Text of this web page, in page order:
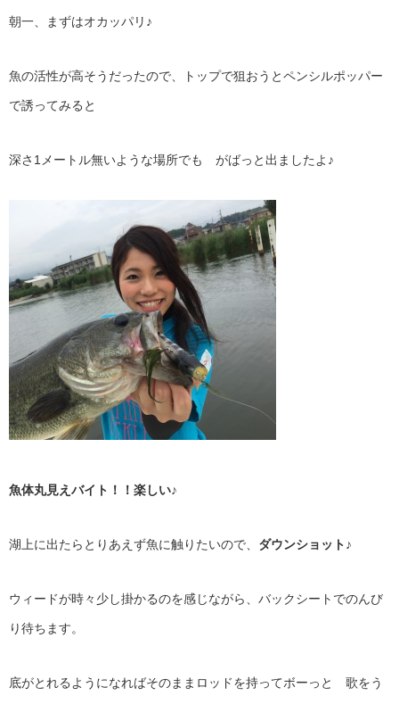
朝一、まずはオカッパリ♪
魚の活性が高そうだったので、トップで狙おうとペンシルポッパー
で誘ってみると
深さ1メートル無いような場所でも がばっと出ましたよ♪
魚体丸見えバイト！！楽しい♪
湖上に出たらとりあえず魚に触りたいので、 ダウンショット♪
ウィードが時々少し掛かるのを感じながら、バックシートでのんび
り待ちます。
底がとれるようになればそのままロッドを持ってボーっと 歌をう